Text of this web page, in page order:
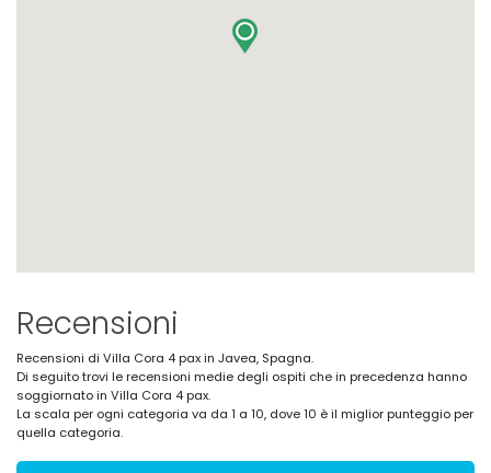
Recensioni
Recensioni di Villa Cora 4 pax in Javea, Spagna.
Di seguito trovi le recensioni medie degli ospiti che in precedenza hanno
soggiornato in Villa Cora 4 pax.
La scala per ogni categoria va da 1 a 10, dove 10 è il miglior punteggio per
quella categoria.